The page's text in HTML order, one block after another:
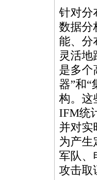
针对分
数据分
能、分
灵活
是多个
器”和“
构。这
IFM统
并对实
为产生
军队、
攻击取